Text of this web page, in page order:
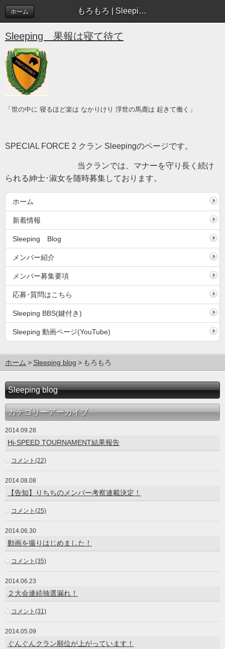
もろもろ | Sleeping blog
ホーム
Sleeping 果報は寝て待て
「世の中に 寝るほど楽は なかりけり 浮世の馬鹿は 起きて働く」
SPECIAL FORCE 2 クラン Sleepingのページです。
当クランでは、マナーを守り長く続け
られる紳士･淑女を随時募集しております。
ホーム
新着情報
Sleeping Blog
メンバー紹介
メンバー募集要項
応募･質問はこちら
Sleeping BBS(鍵付き)
Sleeping 動画ページ(YouTube)
ホーム Sleeping blog もろもろ
Sleeping blog
カテゴリーアーカイブ
2014.09.28
Hi-SPEED TOURNAMENT結果報告
コメント(22)
2014.08.08
【告知】りちちのメンバー考察連載決定！
コメント(25)
2014.06.30
動画を撮りはじめました！
コメント(35)
2014.06.23
２大会連続抽選漏れ！
コメント(31)
2014.05.09
ぐんぐんクラン順位が上がっています！